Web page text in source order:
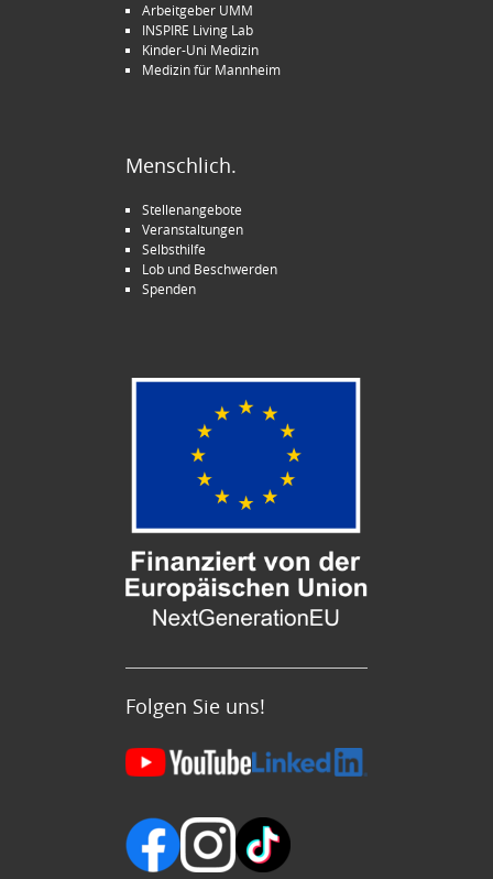
Arbeitgeber UMM
INSPIRE Living Lab
Kinder-Uni Medizin
Medizin für Mannheim
Menschlich.
Stellenangebote
Veranstaltungen
Selbsthilfe
Lob und Beschwerden
Spenden
Folgen Sie uns!